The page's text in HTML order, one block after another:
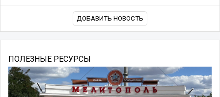
ДОБАВИТЬ НОВОСТЬ
ПОЛЕЗНЫЕ РЕСУРСЫ